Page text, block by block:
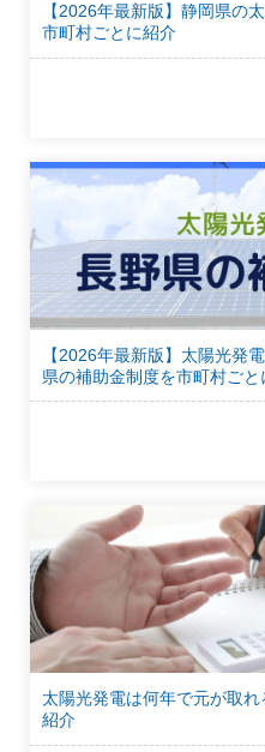
【2026年最新版】静岡県の
市町村ごとに紹介
【2026年最新版】太陽光発
県の補助金制度を市町村ごと
太陽光発電は何年で元が取
紹介